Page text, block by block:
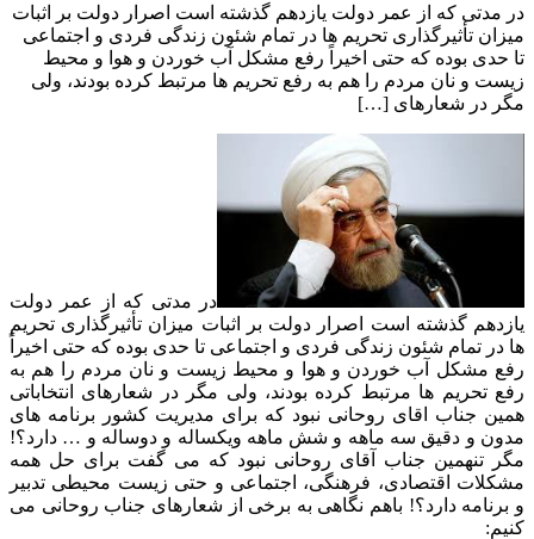
در مدتی که از عمر دولت یازدهم گذشته است اصرار دولت بر اثبات
میزان تأثیرگذاری تحریم ها در تمام شئون زندگی فردی و اجتماعی
تا حدی بوده که حتی اخیراً رفع مشکل آب خوردن و هوا و محیط
زیست و نان مردم را هم به رفع تحریم ها مرتبط کرده بودند، ولی
مگر در شعارهای […]
در مدتی که از عمر دولت
یازدهم گذشته است اصرار دولت بر اثبات میزان تأثیرگذاری تحریم
ها در تمام شئون زندگی فردی و اجتماعی تا حدی بوده که حتی اخیراً
رفع مشکل آب خوردن و هوا و محیط زیست و نان مردم را هم به
رفع تحریم ها مرتبط کرده بودند، ولی مگر در شعارهای انتخاباتی
همین جناب اقای روحانی نبود که برای مدیریت کشور برنامه های
مدون و دقیق سه ماهه و شش ماهه ویکساله و دوساله و … دارد؟!
مگر تنهمین جناب آقای روحانی نبود که می گفت برای حل همه
مشکلات اقتصادی، فرهنگی، اجتماعی و حتی زیست محیطی تدبیر
و برنامه دارد؟! باهم نگاهی به برخی از شعارهای جناب روحانی می
کنیم: